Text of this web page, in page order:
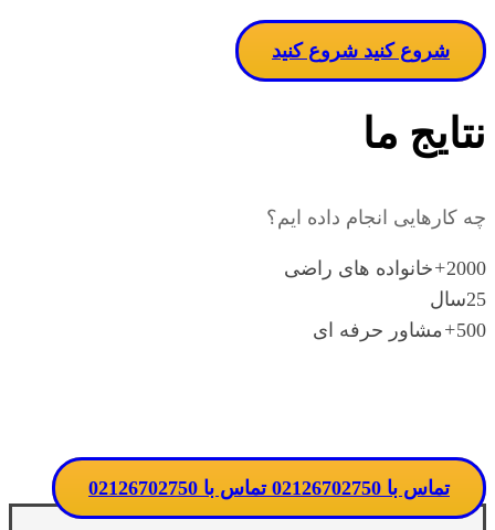
شروع کنید شروع کنید
نتایج ما
چه کارهایی انجام داده ایم؟
2000
+خانواده های راضی
25سال
500
+مشاور حرفه ای
تماس با 02126702750 تماس با 02126702750